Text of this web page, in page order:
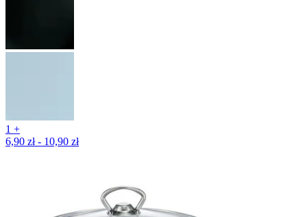
1 +
6,90 zł - 10,90 zł